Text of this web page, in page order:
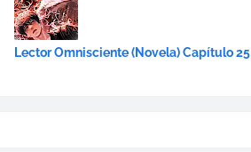
Lector Omnisciente (Novela) Capítulo 25